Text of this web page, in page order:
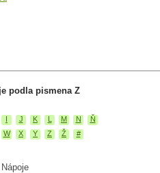
podla pismena Z
I J K L M N
Ň
W X Y Z Ž #